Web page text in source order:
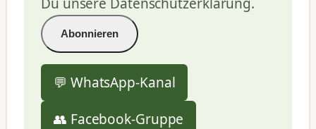
💬 WhatsApp-Kanal
👥 Facebook-Gruppe